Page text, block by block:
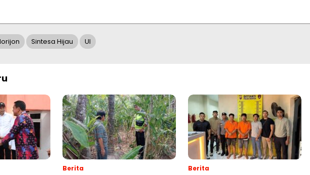
Sintesa Hijau UI
Berita Berita